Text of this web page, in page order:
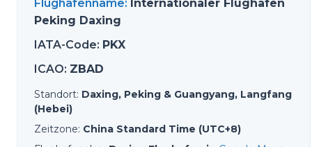
Flughafenname: Internationaler Flughafen
Peking Daxing
IATA-Code: PKX
ICAO: ZBAD
Standort: Daxing, Peking & Guangyang, Langfang
(Hebei)
Zeitzone: China Standard Time (UTC+8)